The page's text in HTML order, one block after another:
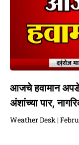
आजचे हवामान
अंशांच्या पार,
Weather Desk